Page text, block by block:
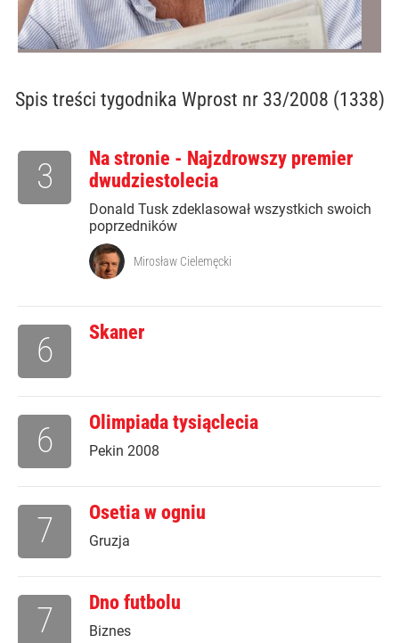
Spis treści tygodnika Wprost nr 33/2008 (1338)
Na stronie - Najzdrowszy premier
dwudziestolecia
Donald Tusk zdeklasował wszystkich swoich
poprzedników
3
Mirosław Cielemęcki
Skaner
6
Olimpiada tysiąclecia
Pekin 2008
6
Osetia w ogniu
Gruzja
7
Dno futbolu
Biznes
7